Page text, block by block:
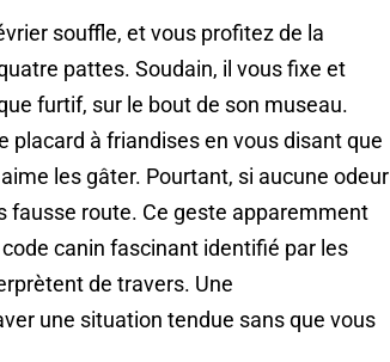
souffle, et vous profitez de la
pattes. Soudain, il vous fixe et
furtif, sur le bout de son museau.
placard à friandises en vous disant que
les gâter. Pourtant, si aucune odeur
fausse route. Ce geste apparemment
canin fascinant identifié par les
de travers. Une
une situation tendue sans que vous